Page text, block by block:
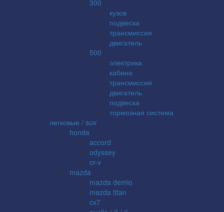
300
кузов
подвеска
трансмиссия
двигатель
500
электрика
кабина
трансмиссия
двигатель
подвеска
тормозная система
легковые / suv
honda
accord
odyssey
cr-v
mazda
mazda demio
mazda titan
cx7